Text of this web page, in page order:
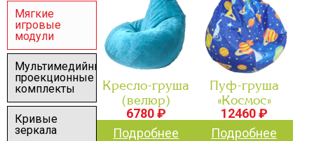
Мягкие
игровые
модули
Мультимедийные
проекционные
комплекты
Кривые
зеркала
Кресло-груша
(велюр)
6780 ₽
Подробнее
Пуф-груша
«Космос»
12460 ₽
Подробнее